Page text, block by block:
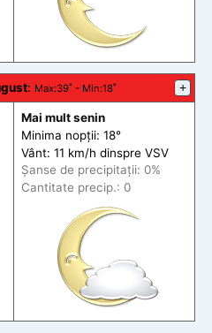
: Max:39˚ - Min:18˚ +
Mai mult senin
Minima nopții: 18°
Vânt: 11 km/h dinspre VSV
Șanse de precipitații: 0%
Cantitate precip.: 0